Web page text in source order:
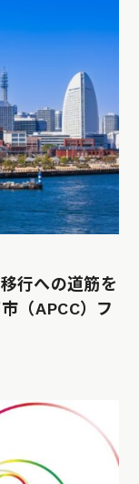
行への道筋を
（APCC）フ